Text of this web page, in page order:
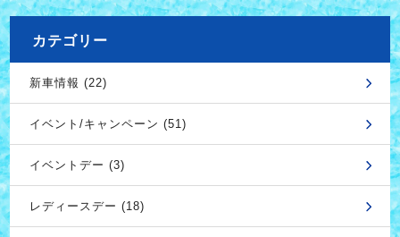
カテゴリー
新車情報 (22)
イベント/キャンペーン (51)
イベントデー (3)
レディースデー (18)